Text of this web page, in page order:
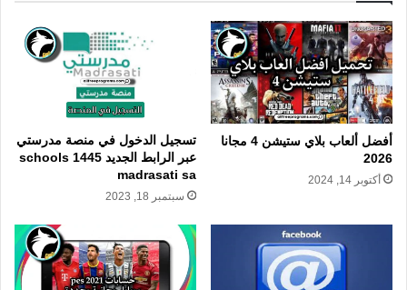
أفضل ألعاب بلاي ستيشن 4 مجانا
2026
أكتوبر 14, 2024
تسجيل الدخول في منصة مدرستي
عبر الرابط الجديد 1445 schools
madrasati sa
سبتمبر 18, 2023